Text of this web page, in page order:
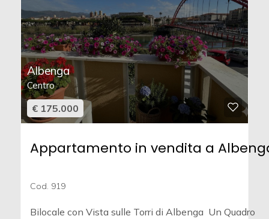
Albenga
Centro
€ 175.000
Appartamento in vendita a
Cod. 919
Bilocale con Vista sulle Torri di Albenga  Un Quadro